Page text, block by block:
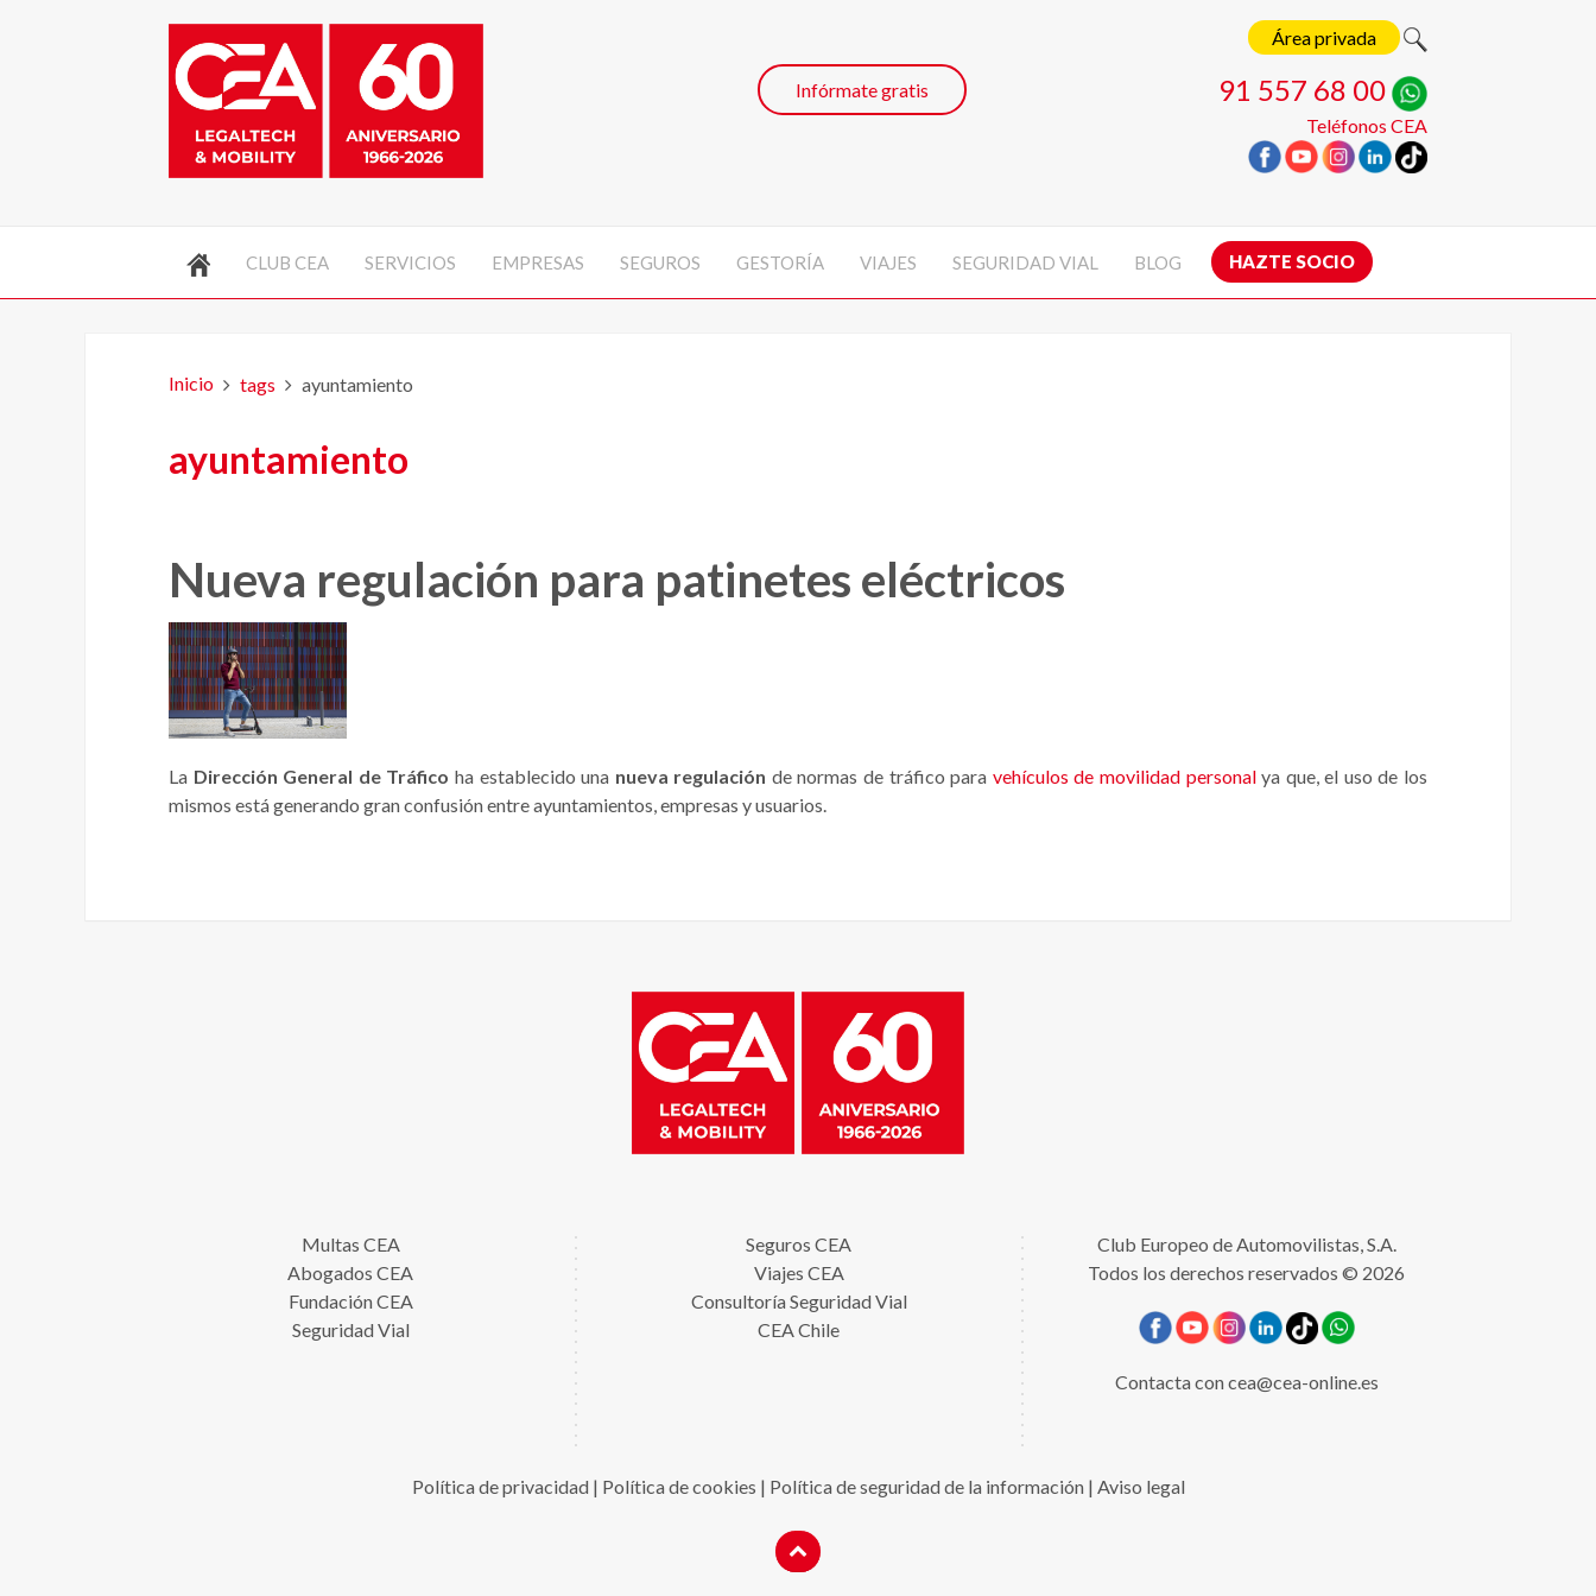
Área privada
91 557 68 00
Teléfonos CEA
Infórmate gratis
CLUB CEA SERVICIOS EMPRESAS SEGUROS GESTORÍA VIAJES SEGURIDAD VIAL BLOG HAZTE SOCIO
Inicio tags ayuntamiento
ayuntamiento
Nueva regulación para patinetes eléctricos
La Dirección General de Tráfico ha establecido una nueva regulación de normas de tráfico para vehículos de movilidad personalya que, el uso de los
mismos está generando gran confusión entre ayuntamientos, empresas y usuarios.
Multas CEA
Abogados CEA
Fundación CEA
Seguridad Vial
Seguros CEA
Viajes CEA
Consultoría Seguridad Vial
CEA Chile
Club Europeo de Automovilistas, S.A.
Todos los derechos reservados © 2026
Contacta concea@cea-online.es
Política de privacidad| Política de cookies | Política de seguridad de la información| Aviso legal